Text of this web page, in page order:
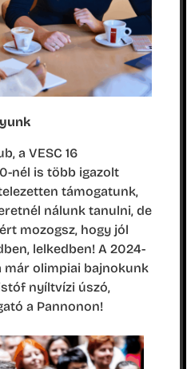
a VESC 16
nél is több igazolt
támogatunk,
nálunk tanulni, de
mozogsz, hogy jól
lelkedben! A 2024-
már olimpiai bajnokunk
nyíltvízi úszó,
a Pannonon!